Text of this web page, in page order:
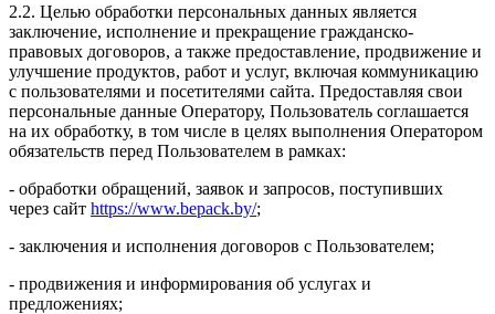
2.2. Целью обработки персональных данных является
заключение, исполнение и прекращение гражданско-
правовых договоров, а также предоставление, продвижение и
улучшение продуктов, работ и услуг, включая коммуникацию
с пользователями и посетителями сайта. Предоставляя свои
персональные данные Оператору, Пользователь соглашается
на их обработку, в том числе в целях выполнения Оператором
обязательств перед Пользователем в рамках:
- обработки обращений, заявок и запросов, поступивших
через сайт https://www.bepack.by/;
- заключения и исполнения договоров с Пользователем;
- продвижения и информирования об услугах и
предложениях;